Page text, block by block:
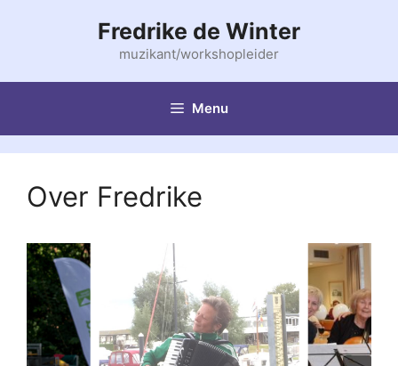
Fredrike de Winter
muzikant/workshopleider
Menu
Over Fredrike